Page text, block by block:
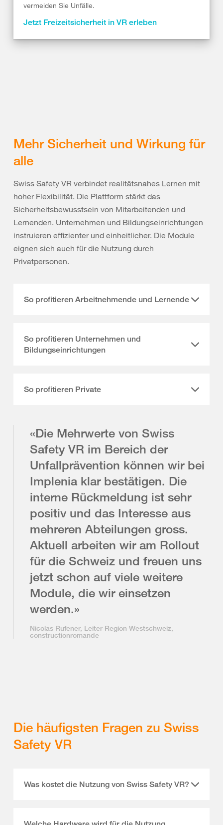
vermeiden Sie Unfälle.
Jetzt Freizeitsicherheit in VR erleben
Mehr Sicherheit und Wirkung für
alle
Swiss Safety VR verbindet realitätsnahes Lernen mit
hoher Flexibilität. Die Plattform stärkt das
Sicherheitsbewusstsein von Mitarbeitenden und
Lernenden. Unternehmen und Bildungseinrichtungen
instruieren effizienter und einheitlicher. Die Module
eignen sich auch für die Nutzung durch
Privatpersonen.
So profitieren Arbeitnehmende und Lernende
So profitieren Unternehmen und
Bildungseinrichtungen
So profitieren Private
«Die Mehrwerte von Swiss
Safety VR im Bereich der
Unfallprävention können wir bei
Implenia klar bestätigen. Die
interne Rückmeldung ist sehr
positiv und das Interesse aus
mehreren Abteilungen gross.
Aktuell arbeiten wir am Rollout
für die Schweiz und freuen uns
jetzt schon auf viele weitere
Module, die wir einsetzen
werden.»
Nicolas Rufener, Leiter Region Westschweiz,
constructionromande
Die häufigsten Fragen zu Swiss
Safety VR
Was kostet die Nutzung von Swiss Safety VR?